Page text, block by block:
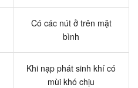
Có các nút ở trên mặt
bình
Khi nạp phát sinh khí có
mùi khó chịu